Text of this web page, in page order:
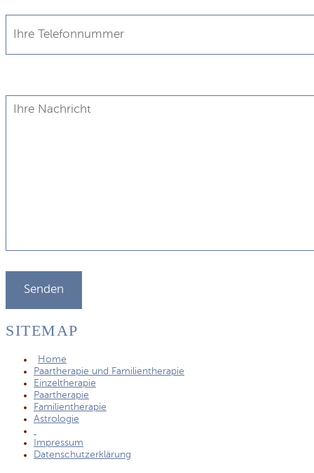
SITEMAP
Home
Paartherapie und Familientherapie
Einzeltherapie
Paartherapie
Familientherapie
Astrologie
Impressum
Datenschutzerklärung